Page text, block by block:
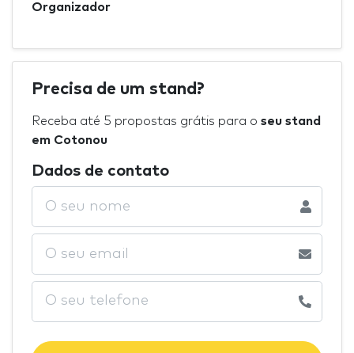
Organizador
Precisa de um stand?
Receba até 5 propostas grátis para o seu stand
em Cotonou
Dados de contato